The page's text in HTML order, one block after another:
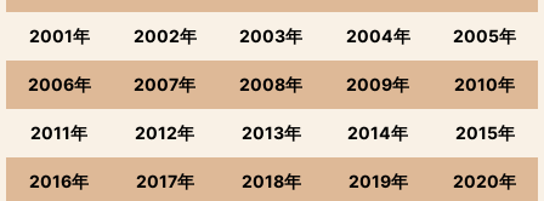
2001年 2002年 2003年 2004年 2005年
2006年 2007年 2008年 2009年 2010年
2011年 2012年 2013年 2014年 2015年
2016年 2017年 2018年 2019年 2020年